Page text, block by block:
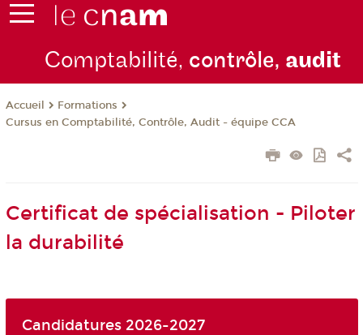
Comptabilité, contrôle, audit
Accueil
Formations
Cursus en Comptabilité, Contrôle, Audit - équipe CCA
Certificat de spécialisation - Piloter
la durabilité
Candidatures 2026-2027